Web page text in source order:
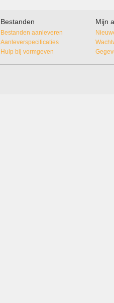
Bestanden
Bestanden aanleveren
Aanleverspecificaties
Hulp bij vormgeven
Mijn